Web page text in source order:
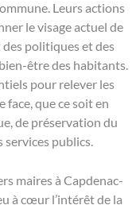
Leurs actions
le visage actuel de
politiques et des
être des habitants.
pour relever les
face, que ce soit en
de préservation du
services publics.
maires à Capdenac-
à cœur l’intérêt de la